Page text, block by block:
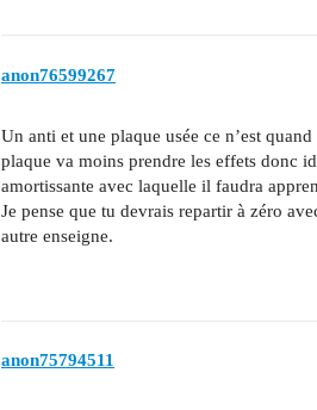
anon76599267
Un anti et une plaque usée ce n’est
plaque va moins prendre les effets donc
amortissante avec laquelle il faudra
Je pense que tu devrais repartir à zéro
autre enseigne.
anon75794511